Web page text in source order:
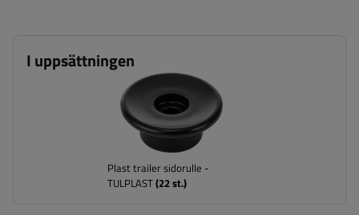
I uppsättningen
Plast trailer sidorulle -
TULPLAST(22st.)